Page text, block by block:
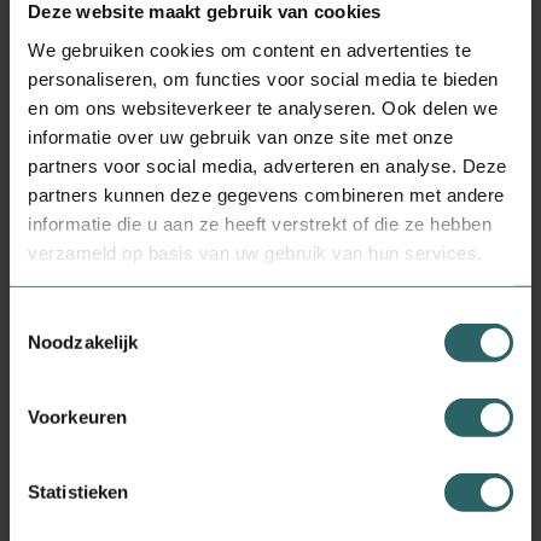
Deze website maakt gebruik van cookies
We gebruiken cookies om content en advertenties te
personaliseren, om functies voor social media te bieden
en om ons websiteverkeer te analyseren. Ook delen we
informatie over uw gebruik van onze site met onze
partners voor social media, adverteren en analyse. Deze
partners kunnen deze gegevens combineren met andere
informatie die u aan ze heeft verstrekt of die ze hebben
verzameld op basis van uw gebruik van hun services.
Noodzakelijk
Voorkeuren
Statistieken
Chroom, Molybdeen, Borium, Betaïne, Citrus Bioflavonoïden, Lycopeen, OPC, SOJA
Choline, Vitamine C, Biotine,Vitamine B12, Foliumzuur, Vitamine B6, Vitamine B5,
Vitamine B3, Vitamine B2, Vitamine B1, Vitamine E, Vitamine D, Bindmiddel
(isomalt), vulmiddel (MCC), Soja lecithine, antikontermiddel (magnesiumstearaat,
talk)
Gebruik
met 17 jaar
Verantwoordelijk voor het in de handel brengen
Dit product is een voedingssupplement.
Een gevarieerde, evenwichtige voeding en een gezonde levensstijl zijn belangrijk.
Een voedingssupplement is geen vervanging voor een gevarieerde voeding.